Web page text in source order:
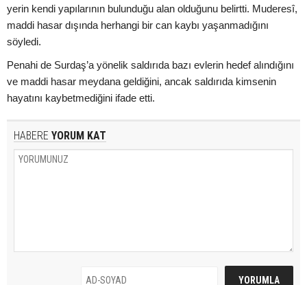
yerin kendi yapılarının bulunduğu alan olduğunu belirtti. Muderesî,
maddi hasar dışında herhangi bir can kaybı yaşanmadığını
söyledi.
Penahi de Surdaş’a yönelik saldırıda bazı evlerin hedef alındığını
ve maddi hasar meydana geldiğini, ancak saldırıda kimsenin
hayatını kaybetmediğini ifade etti.
HABERE YORUM KAT